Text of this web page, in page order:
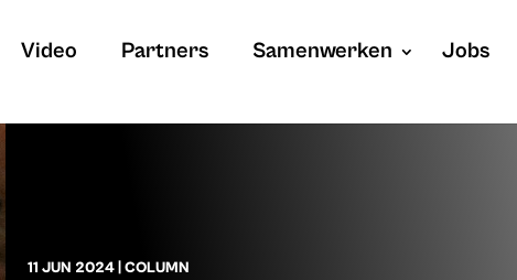
Video Partners Samenwerken Jobs
11 JUN 2024| COLUMN